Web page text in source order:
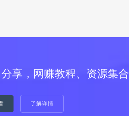
享，网赚教程、资源集合
了解详情